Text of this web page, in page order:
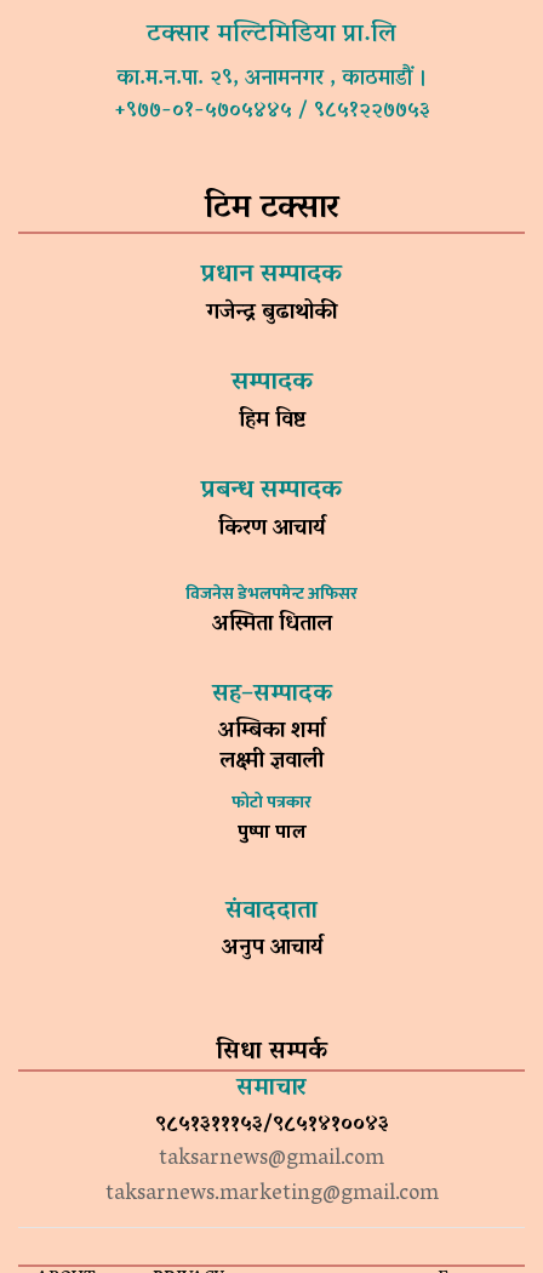
टक्सार मल्टिमिडिया प्रा.लि
का.म.न.पा. २९, अनामनगर , काठमाडौं ।
+९७७-०१-५७०५४४५ / ९८५१२२७७५३
टिम टक्सार
प्रधान सम्पादक
गजेन्द्र बुढाथोकी
सम्पादक
हिम विष्ट
प्रबन्ध सम्पादक
किरण आचार्य
विजनेस डेभलपमेन्ट अफिसर
अस्मिता धिताल
सह–सम्पादक
अम्बिका शर्मा
लक्ष्मी ज्ञवाली
फोटो पत्रकार
पुष्पा पाल
संवाददाता
अनुप आचार्य
सिधा सम्पर्क
समाचार
९८५१३१११५३/९८५१४१००४३
taksarnews@gmail.com
taksarnews.marketing@gmail.com